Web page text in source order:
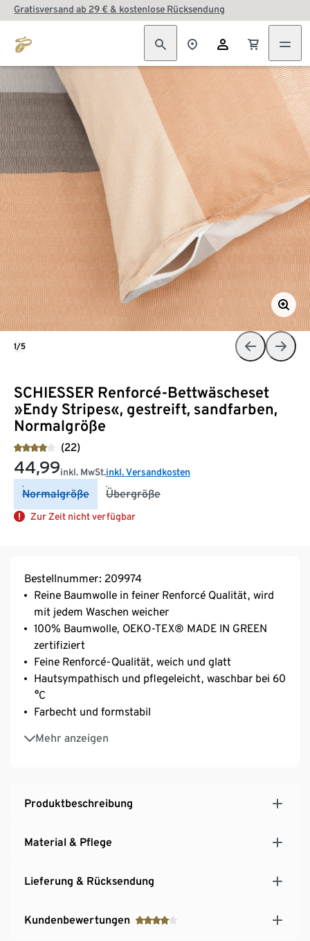
Gratisversand ab 29 € & kostenlose Rücksendung
SCHIESSER Renforcé-Bettwäscheset
»Endy Stripes«, gestreift, sandfarben,
Normalgröße
(22)
44,99inkl. MwSt.inkl. Versandkosten
Normalgröße Übergröße
Zur Zeit nicht verfügbar
1/5
Bestellnummer: 209974
Reine Baumwolle in feiner Renforcé Qualität, wird
mit jedem Waschen weicher
100% Baumwolle, OEKO-TEX® MADE IN GREEN
zertifiziert
Feine Renforcé-Qualität, weich und glatt
Hautsympathisch und pflegeleicht, waschbar bei 60
°C
Farbecht und formstabil
Mehr anzeigen
Versteckter YKK-Reißverschluss
Langlebiges Bettwäscheset in berühmter
Produktbeschreibung
Material & Pflege
Lieferung & Rücksendung
Kundenbewertungen